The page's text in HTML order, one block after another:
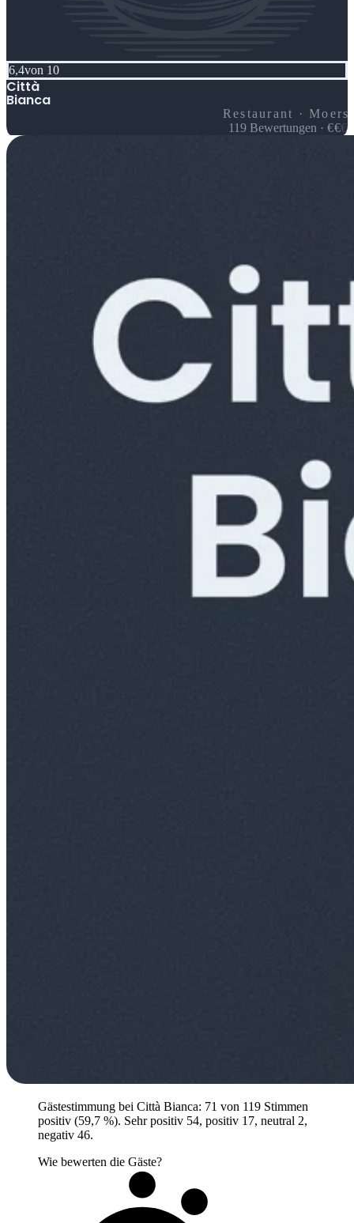
6,4von 10
Città
Bianca
Restaurant · Moers
119 Bewertungen ·€€€
Gästestimmung bei Città Bianca: 71 von 119 Stimmen
positiv (59,7 %). Sehr positiv 54, positiv 17, neutral 2,
negativ 46.
Wie bewerten die Gäste?